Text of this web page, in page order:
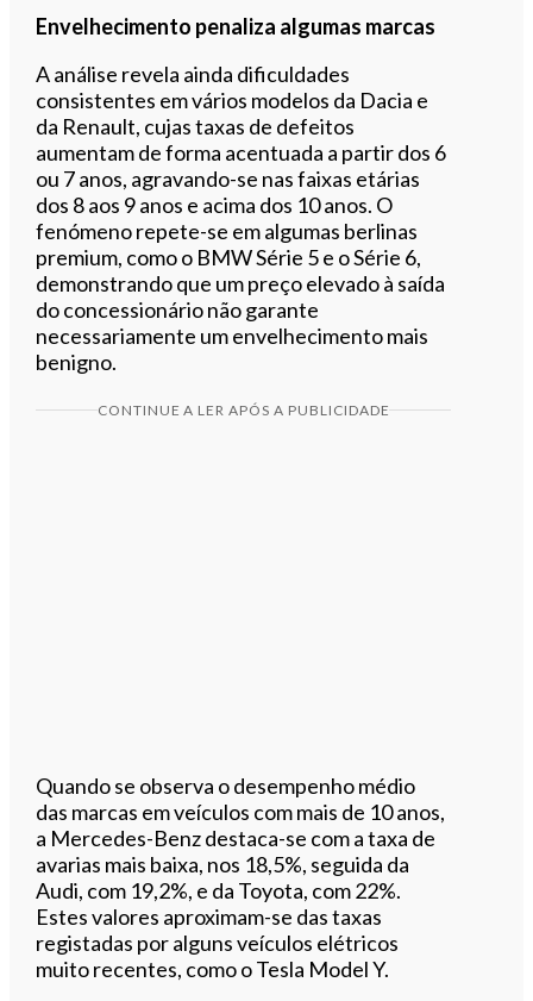
Envelhecimento penaliza algumas marcas
A análise revela ainda dificuldades
consistentes em vários modelos da Dacia e
da Renault, cujas taxas de defeitos
aumentam de forma acentuada a partir dos 6
ou 7 anos, agravando-se nas faixas etárias
dos 8 aos 9 anos e acima dos 10 anos. O
fenómeno repete-se em algumas berlinas
premium, como o BMW Série 5 e o Série 6,
demonstrando que um preço elevado à saída
do concessionário não garante
necessariamente um envelhecimento mais
benigno.
CONTINUE A LER APÓS A PUBLICIDADE
Quando se observa o desempenho médio
das marcas em veículos com mais de 10 anos,
a Mercedes-Benz destaca-se com a taxa de
avarias mais baixa, nos 18,5%, seguida da
Audi, com 19,2%, e da Toyota, com 22%.
Estes valores aproximam-se das taxas
registadas por alguns veículos elétricos
muito recentes, como o Tesla Model Y.